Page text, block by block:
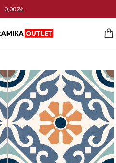
0,00ZŁ